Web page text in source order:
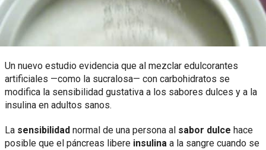
Un nuevo estudio evidencia que al mezclar edulcorantes
artificiales —como la sucralosa— con carbohidratos se
modifica la sensibilidad gustativa a los sabores dulces y a la
insulina en adultos sanos.
La sensibilidad normal de una persona al sabor dulce hace
posible que el páncreas libere insulina a la sangre cuando se